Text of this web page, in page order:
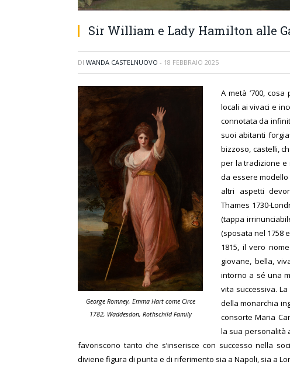
Sir William e Lady Hamilton alle
DI WANDA CASTELNUOVO - 18 FEBBRAIO 2025
George Romney, Emma Hart come Circe
1782, Waddesdon, Rothschild Family
A metà ‘700,
locali ai vivaci e
connotata da
suoi abitanti
bizzoso, castelli,
per la tradizione e
da essere
altri aspetti
Thames 1730-
(tappa
(sposata nel 1758
1815, il vero
giovane, bella,
intorno a sé una
vita successiva.
della monarchia
consorte Maria
la sua personalità
favoriscono tanto che s’inserisce con successo nella
diviene figura di punta e di riferimento sia a Napoli, sia a